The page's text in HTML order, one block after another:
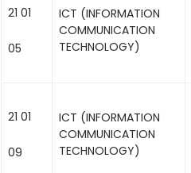
21 01
05
ICT (INFORMATION
COMMUNICATION
TECHNOLOGY)
21 01
09
ICT (INFORMATION
COMMUNICATION
TECHNOLOGY)